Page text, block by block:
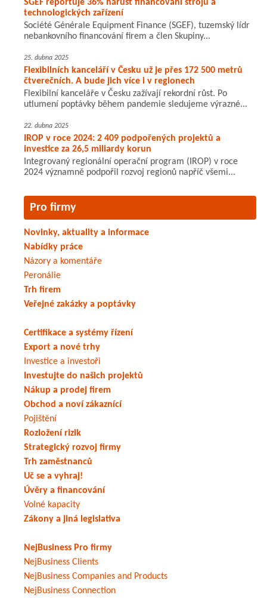
SGEF reportuje 36% nárůst financování strojů a
technologických zařízení
Société Générale Equipment Finance (SGEF), tuzemský lídr
nebankovního financování firem a člen Skupiny...
25. dubna 2025
Flexibilních kanceláří v Česku už je přes 172 500 metrů
čtverečních. A bude jich více i v regionech
Flexibilní kanceláře v Česku zažívají rekordní růst. Po
utlumení poptávky během pandemie sledujeme výrazné...
22. dubna 2025
IROP v roce 2024: 2 409 podpořených projektů a
investice za 26,5 miliardy korun
Integrovaný regionální operační program (IROP) v roce
2024 významně podpořil rozvoj regionů napříč všemi...
Pro firmy
Novinky, aktuality a informace
Nabídky práce
Názory a komentáře
Peronálie
Trh firem
Veřejné zakázky a poptávky
Certifikace a systémy řízení
Export a nové trhy
Investice a investoři
Investujte do našich projektů
Nákup a prodej firem
Obchod a noví zákaznící
Pojištění
Rozložení rizik
Strategický rozvoj firmy
Trh zaměstnanců
Uč se a vyhraj!
Úvěry a financování
Volné kapacity
Zákony a jiná legislativa
NejBusiness Pro firmy
NejBusiness Clients
NejBusiness Companies and Products
NejBusiness Connection